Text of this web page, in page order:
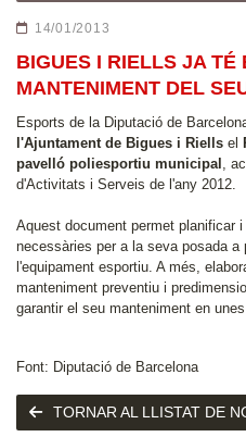
14/01/2013
BIGUES I RIELLS JA TÉ
MANTENIMENT DEL
Esports de la Diputació de
l'Ajuntament de Bigues i Riells el
pavelló poliesportiu municipal ,
d'Activitats i Serveis de l'any 2012.
Aquest document permet planificar
necessàries per a la seva posada a
l'equipament esportiu. A més,
manteniment preventiu i
garantir el seu manteniment en
Font: Diputació de Barcelona
TORNAR AL LLISTAT DE